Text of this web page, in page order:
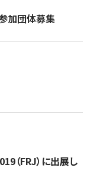
加団体募集
（FRJ）に出展し